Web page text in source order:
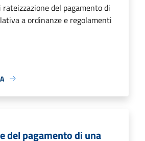
del pagamento di
a ordinanze e regolamenti
del pagamento di una